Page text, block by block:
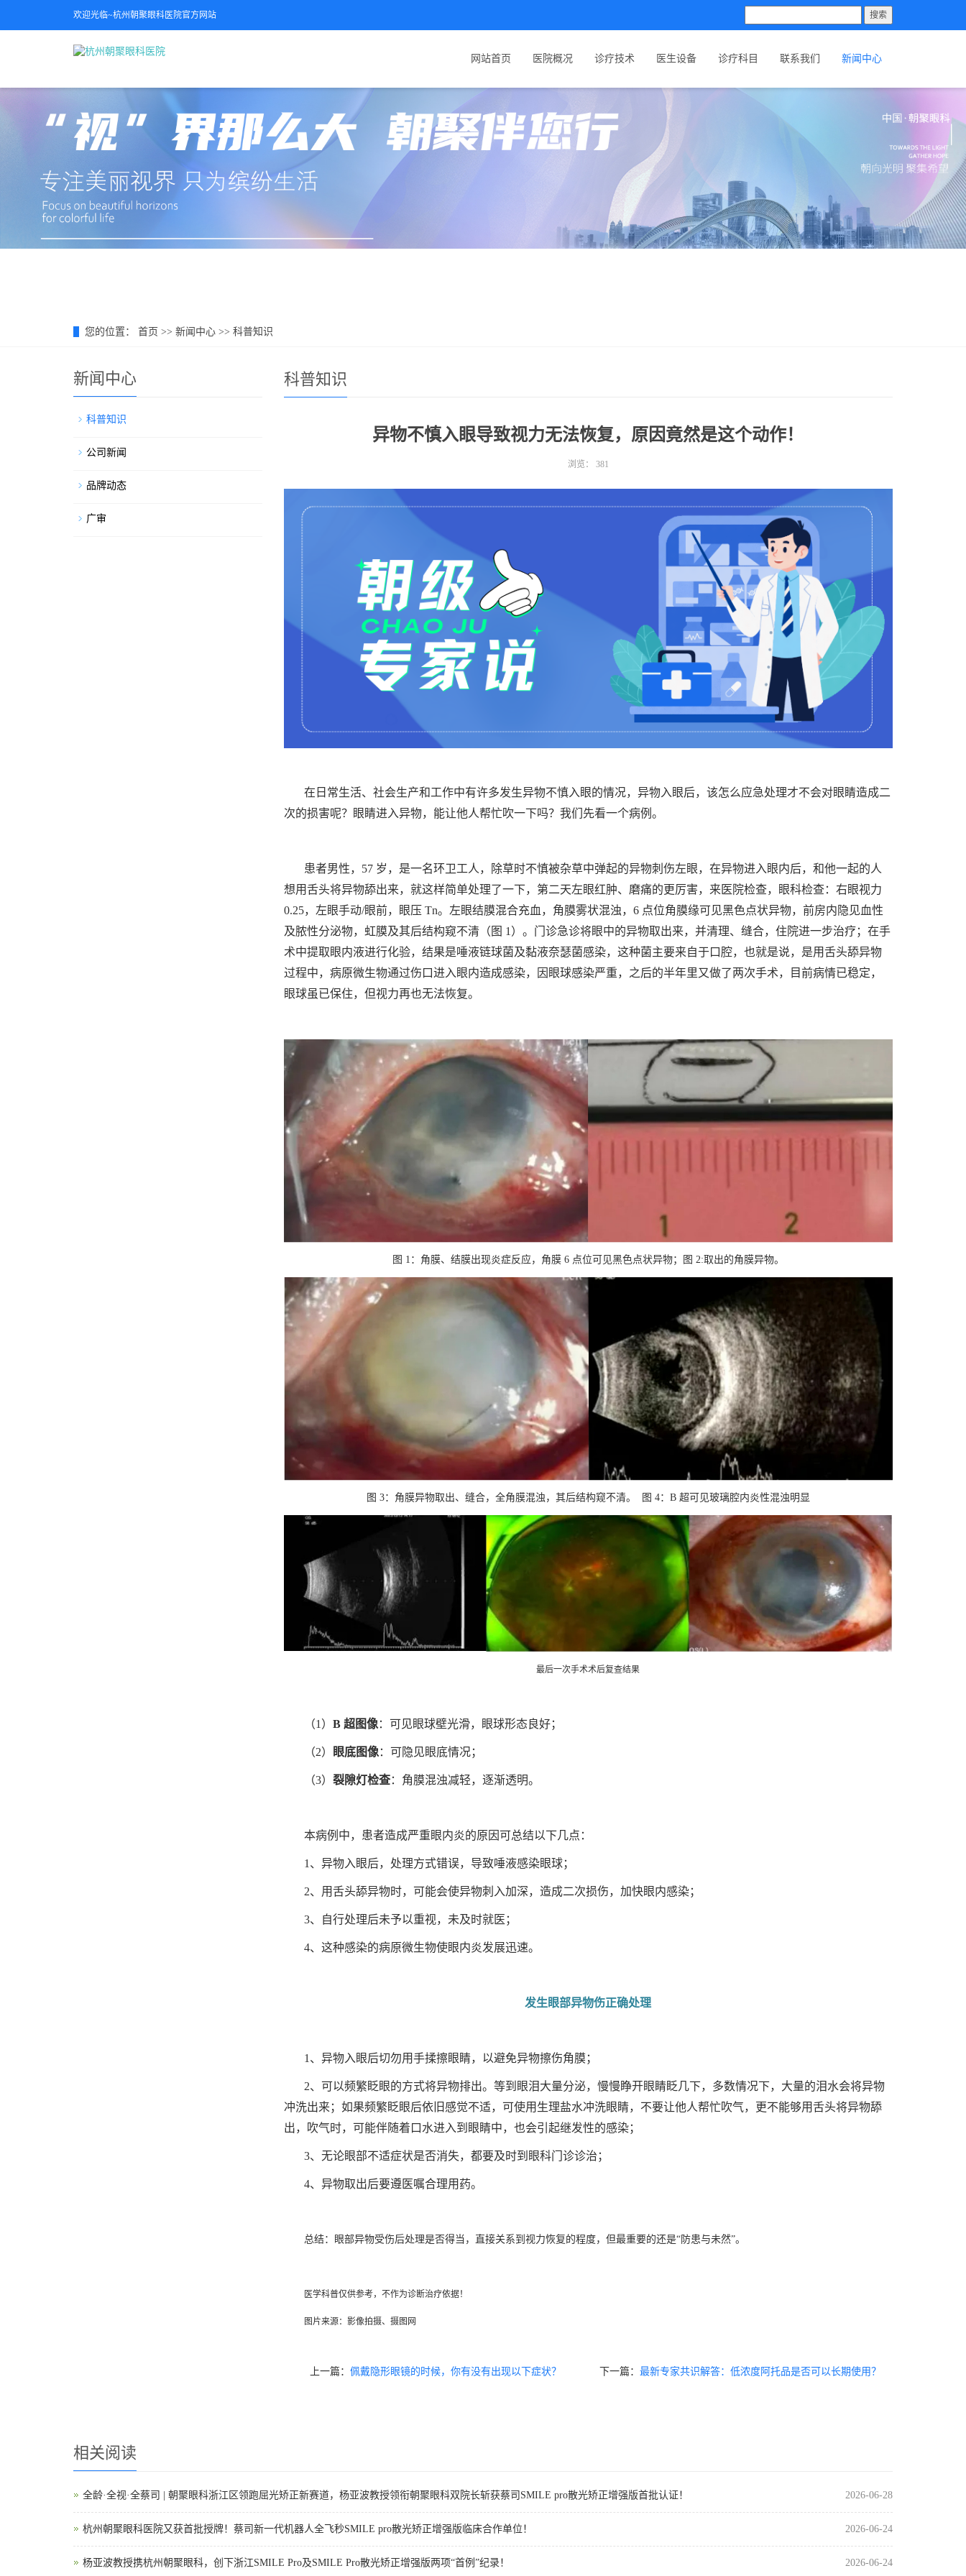
欢迎光临~杭州朝聚眼科医院官方网站 搜索
网站首页 医院概况 诊疗技术 医生设备 诊疗科目 联系我们 新闻中心
您的位置： 首页 >> 新闻中心 >> 科普知识
科普知识
异物不慎入眼导致视力无法恢复，原因竟然是这个动作！
浏览： 381
在日常生活、社会生产和工作中有许多发生异物不慎入眼的情况，异物入眼后，该怎么应急处理才不会对眼睛造成二
次的损害呢？眼睛进入异物，能让他人帮忙吹一下吗？我们先看一个病例。
患者男性，57 岁，是一名环卫工人，除草时不慎被杂草中弹起的异物刺伤左眼，在异物进入眼内后，和他一起的人
想用舌头将异物舔出来，就这样简单处理了一下，第二天左眼红肿、磨痛的更厉害，来医院检查，眼科检查：右眼视力
0.25，左眼手动/眼前，眼压 Tn。左眼结膜混合充血，角膜雾状混浊，6 点位角膜缘可见黑色点状异物，前房内隐见血性
及脓性分泌物，虹膜及其后结构窥不清（图 1）。门诊急诊将眼中的异物取出来，并清理、缝合，住院进一步治疗；在手
术中提取眼内液进行化验，结果是唾液链球菌及黏液奈瑟菌感染，这种菌主要来自于口腔，也就是说，是用舌头舔异物
过程中，病原微生物通过伤口进入眼内造成感染，因眼球感染严重，之后的半年里又做了两次手术，目前病情已稳定，
眼球虽已保住，但视力再也无法恢复。
图 1：角膜、结膜出现炎症反应，角膜 6 点位可见黑色点状异物；图 2:取出的角膜异物。
图 3：角膜异物取出、缝合，全角膜混浊，其后结构窥不清。 图 4：B 超可见玻璃腔内炎性混浊明显
最后一次手术术后复查结果
（1） B 超图像：可见眼球壁光滑，眼球形态良好；
（2） 眼底图像：可隐见眼底情况；
（3） 裂隙灯检查：角膜混浊减轻，逐渐透明。
本病例中，患者造成严重眼内炎的原因可总结以下几点：
1、异物入眼后，处理方式错误，导致唾液感染眼球；
2、用舌头舔异物时，可能会使异物刺入加深，造成二次损伤，加快眼内感染；
3、自行处理后未予以重视，未及时就医；
4、这种感染的病原微生物使眼内炎发展迅速。
发生眼部异物伤正确处理
1、异物入眼后切勿用手揉擦眼睛，以避免异物擦伤角膜；
2、可以频繁眨眼的方式将异物排出。等到眼泪大量分泌，慢慢睁开眼睛眨几下，多数情况下，大量的泪水会将异物
冲洗出来；如果频繁眨眼后依旧感觉不适，可使用生理盐水冲洗眼睛，不要让他人帮忙吹气，更不能够用舌头将异物舔
出，吹气时，可能伴随着口水进入到眼睛中，也会引起继发性的感染；
3、无论眼部不适症状是否消失，都要及时到眼科门诊诊治；
4、异物取出后要遵医嘱合理用药。
总结：眼部异物受伤后处理是否得当，直接关系到视力恢复的程度，但最重要的还是“防患与未然”。
医学科普仅供参考，不作为诊断治疗依据！
图片来源：影像拍摄、摄图网
上一篇：佩戴隐形眼镜的时候，你有没有出现以下症状？ 下一篇：最新专家共识解答：低浓度阿托品是否可以长期使用？
新闻中心
科普知识
公司新闻
品牌动态
广审
相关阅读
全龄·全视·全蔡司 | 朝聚眼科浙江区领跑屈光矫正新赛道，杨亚波教授领衔朝聚眼科双院长斩获蔡司SMILE pro散光矫正增强版首批认证！ 2026-06-28
杭州朝聚眼科医院又获首批授牌！蔡司新一代机器人全飞秒SMILE pro散光矫正增强版临床合作单位！ 2026-06-24
杨亚波教授携杭州朝聚眼科，创下浙江SMILE Pro及SMILE Pro散光矫正增强版两项“首例”纪录！ 2026-06-24